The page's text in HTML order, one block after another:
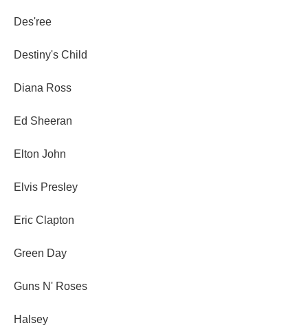
Des'ree
Destiny's Child
Diana Ross
Ed Sheeran
Elton John
Elvis Presley
Eric Clapton
Green Day
Guns N' Roses
Halsey